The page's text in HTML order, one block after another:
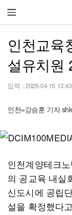
인천교육
설유치원
입력 : 2026-04-15 13:43
인천=강승훈 기자
인천계양테크
의 공교육 내실
신도시에 공립
설을 확정했다